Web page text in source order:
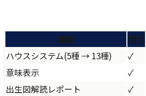
機能 現行
ハウスシステム(5種 → 13種) ✓
意味表示
✓
出生図解読レポート
✓